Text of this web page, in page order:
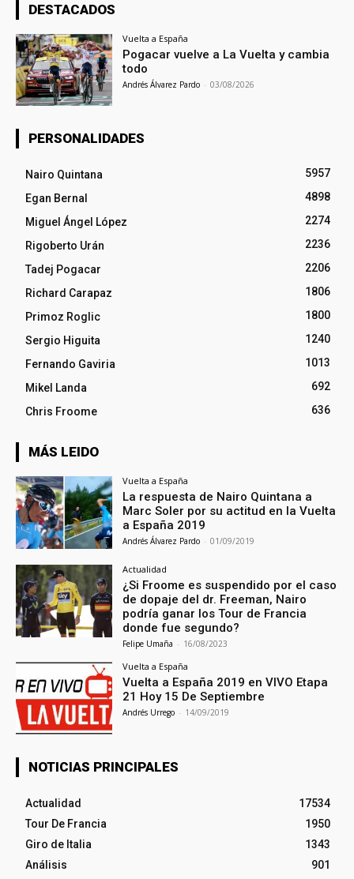
DESTACADOS
Vuelta a España
Pogacar vuelve a La Vuelta y cambia
todo
Andrés Álvarez Pardo - 03/08/2026
PERSONALIDADES
Nairo Quintana
5957
Egan Bernal
4898
Miguel Ángel López
2274
Rigoberto Urán
2236
Tadej Pogacar
2206
Richard Carapaz
1806
Primoz Roglic
1800
Sergio Higuita
1240
Fernando Gaviria
1013
Mikel Landa
692
Chris Froome
636
MÁS LEIDO
Vuelta a España
La respuesta de Nairo Quintana a
Marc Soler por su actitud en la Vuelta
a España 2019
Andrés Álvarez Pardo - 01/09/2019
Actualidad
¿Si Froome es suspendido por el caso
de dopaje del dr. Freeman, Nairo
podría ganar los Tour de Francia
donde fue segundo?
Felipe Umaña - 16/08/2023
Vuelta a España
Vuelta a España 2019 en VIVO Etapa
21 Hoy 15 De Septiembre
Andrés Urrego - 14/09/2019
NOTICIAS PRINCIPALES
Actualidad
17534
Tour De Francia
1950
Giro de Italia
1343
Análisis
901